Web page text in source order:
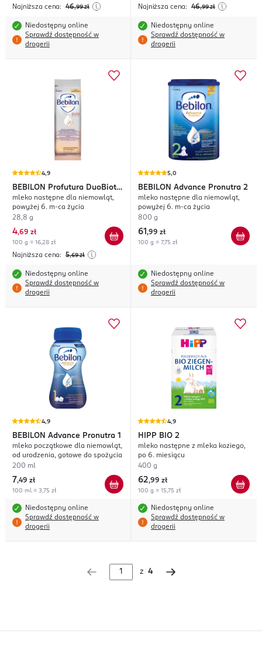
Najniższa cena: 46,99 zł
Niedostępny online
Sprawdź dostępność w
drogerii
Najniższa cena: 46,99 zł
Niedostępny online
Sprawdź dostępność w
drogerii
4,9
BEBILON
Profutura DuoBiotik
2
mleko następne dla niemowląt,
powyżej 6. m-ca życia
28,8 g
4,69 zł
100 g = 16,28 zł
Najniższa cena: 5,69 zł
Niedostępny online
Sprawdź dostępność w
drogerii
5,0
BEBILON Advance Pronutra 2
mleko następne dla niemowląt,
powyżej 6. m-ca życia
800 g
61 ,99 zł
100 g = 7,75 zł
Niedostępny online
Sprawdź dostępność w
drogerii
4,9
BEBILON Advance Pronutra 1
mleko początkowe dla niemowląt,
od urodzenia, gotowe do spożycia
200 ml
7,49 zł
100 ml = 3,75 zł
Niedostępny online
Sprawdź dostępność w
drogerii
4,9
HIPP BIO 2
mleko następne z mleka koziego,
po 6. miesiącu
400 g
62,99 zł
100 g = 15,75 zł
Niedostępny online
Sprawdź dostępność w
drogerii
z 4